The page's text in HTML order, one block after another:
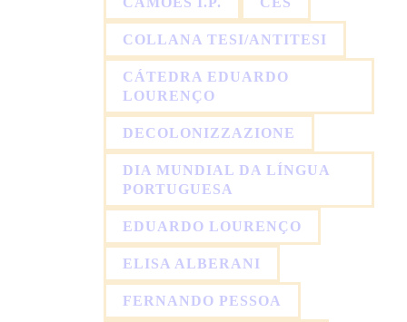
COLLANA TESI/ANTITESI
CÁTEDRA EDUARDO
LOURENÇO
DECOLONIZZAZIONE
DIA MUNDIAL DA LÍNGUA
PORTUGUESA
EDUARDO LOURENÇO
ELISA ALBERANI
FERNANDO PESSOA